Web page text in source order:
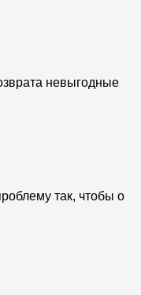
невыгодные
так, чтобы о